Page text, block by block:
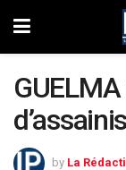
by La